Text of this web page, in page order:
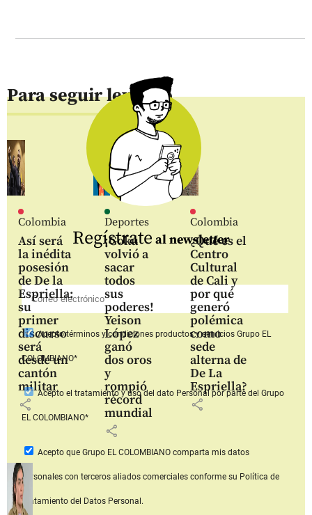
Para seguir leyendo
Colombia
Así será
la inédita
posesión
de De la
Espriella:
su
primer
discurso
será
desde un
cantón
militar
share
Deportes
¡Gokú
volvió a
sacar
todos
sus
poderes!
Yeison
López
ganó
dos oros
y
rompió
récord
mundial
share
Colombia
¿Qué es el
Centro
Cultural
de Cali y
por qué
generó
polémica
como
sede
alterna de
De La
Espriella?
share
Regístrate al newsletter
Aceptotérminos y condiciones productos y serviciosGrupo EL
COLOMBIANO*
Acepto el tratamiento y uso del dato Personalpor parte del Grupo
EL COLOMBIANO*
Acepto que Grupo EL COLOMBIANOcomparta mis datos
personales con terceros aliados comerciales conforme su Política de
Tratamiento del Datos Personal.